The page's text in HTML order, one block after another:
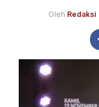
Oleh Redaksi